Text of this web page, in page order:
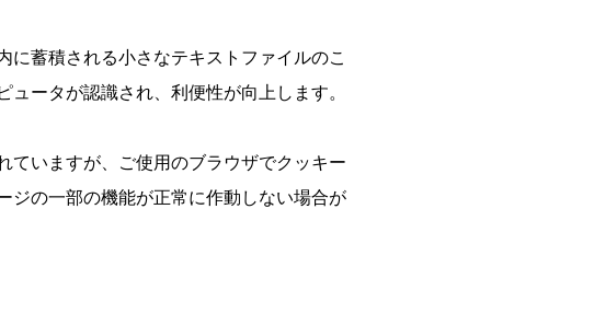
に蓄積される小さなテキストファイルのこ
ータが認識され、利便性が向上します。
ていますが、ご使用のブラウザでクッキー
ジの一部の機能が正常に作動しない場合が